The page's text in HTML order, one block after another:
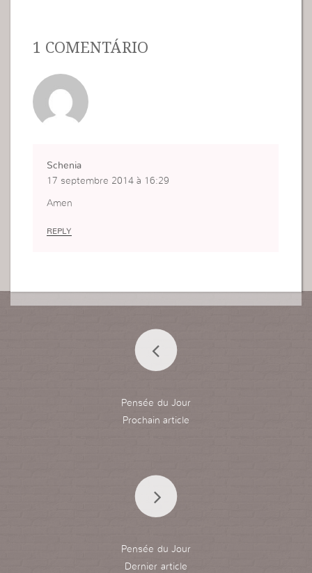
1 COMENTÁRIO
Schenia
17 septembre 2014 à 16:29
Amen
REPLY
Pensée du Jour
Pensée du Jour